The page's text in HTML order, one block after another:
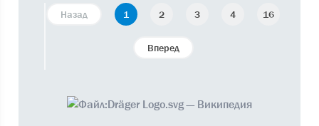
Назад 1 2 3 4 16
Вперед